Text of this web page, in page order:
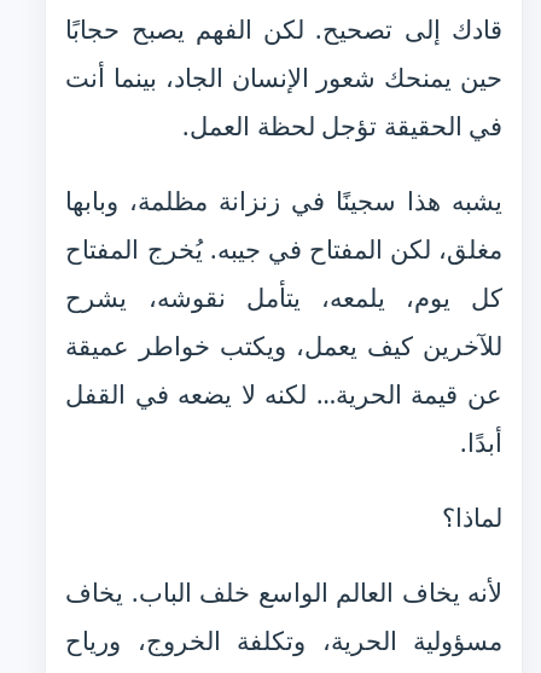
قادك إلى تصحيح. لكن الفهم يصبح حجابًا
حين يمنحك شعور الإنسان الجاد، بينما أنت
في الحقيقة تؤجل لحظة العمل.
يشبه هذا سجينًا في زنزانة مظلمة، وبابها
مغلق، لكن المفتاح في جيبه. يُخرج المفتاح
كل يوم، يلمعه، يتأمل نقوشه، يشرح
للآخرين كيف يعمل، ويكتب خواطر عميقة
عن قيمة الحرية… لكنه لا يضعه في القفل
أبدًا.
لماذا؟
لأنه يخاف العالم الواسع خلف الباب. يخاف
مسؤولية الحرية، وتكلفة الخروج، ورياح